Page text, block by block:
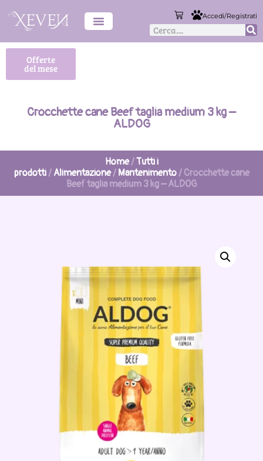
Accedi/Registrati
Offerte
del mese
Crocchette cane Beef taglia medium 3 kg –
ALDOG
Home/Tutti i
prodotti/ Alimentazione/ Mantenimento/ Crocchette cane
Beef taglia medium 3 kg – ALDOG